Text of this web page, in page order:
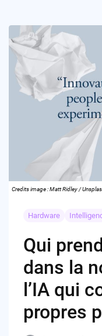
Credits image : Matt Ridley /
Hardware
Qui
dans la
l’IA qui
propres